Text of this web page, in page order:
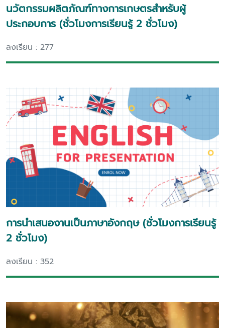
นวัตกรรมผลิตภัณฑ์ทางการเกษตรสำหรับผู้
ประกอบการ (ชั่วโมงการเรียนรู้ 2 ชั่วโมง)
ลงเรียน : 277
การนำเสนองานเป็นภาษาอังกฤษ (ชั่วโมงการเรียนรู้
2 ชั่วโมง)
ลงเรียน : 352